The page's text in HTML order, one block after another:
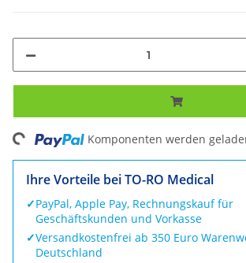
Komponenten werden
Ihre Vorteile bei TO-RO Medical
✓PayPal, Apple Pay, Rechnungskauf für
Geschäftskunden und Vorkasse
✓Versandkostenfrei ab 350 Euro
Deutschland